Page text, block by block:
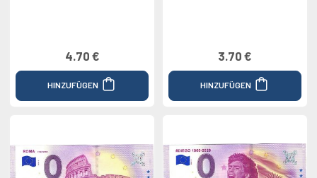
4.70 €
HINZUFÜGEN
3.70 €
HINZUFÜGEN